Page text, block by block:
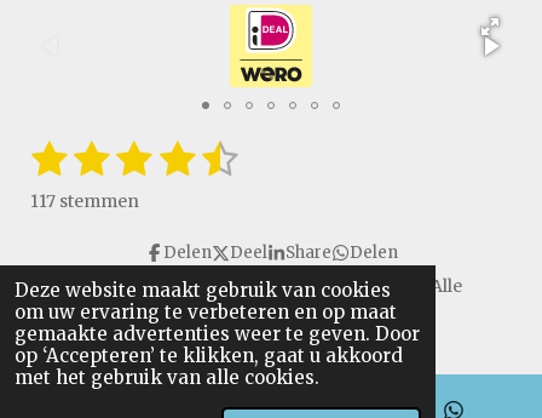
Deze website maakt gebruik van cookies
om uw ervaring te verbeteren en op maat
gemaakte advertenties weer te geven. Door
op ‘Accepteren’ te klikken, gaat u akkoord
met het gebruik van alle cookies.
R
a
t
n
g
:
4
.
1
s
e
r
2
s
e
r
r
e
3
s
e
r
r
e
4
t
e
r
r
e
5
t
e
r
r
e
S
e
117 stemmen
Delen Deel Share Delen
Copyright © 2016 - 2026 VanGulikSpecialTools. Alle
rechten voorbehouden.